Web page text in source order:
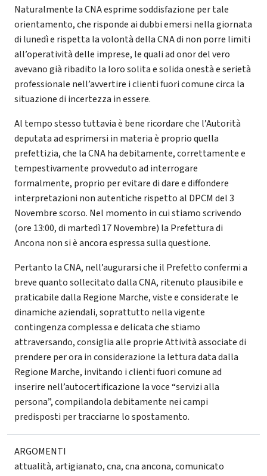
Naturalmente la CNA esprime soddisfazione per tale
orientamento, che risponde ai dubbi emersi nella giornata
di lunedì e rispetta la volontà della CNA di non porre limiti
all’operatività delle imprese, le quali ad onor del vero
avevano già ribadito la loro solita e solida onestà e serietà
professionale nell’avvertire i clienti fuori comune circa la
situazione di incertezza in essere.
Al tempo stesso tuttavia è bene ricordare che l’Autorità
deputata ad esprimersi in materia è proprio quella
prefettizia, che la CNA ha debitamente, correttamente e
tempestivamente provveduto ad interrogare
formalmente, proprio per evitare di dare e diffondere
interpretazioni non autentiche rispetto al DPCM del 3
Novembre scorso. Nel momento in cui stiamo scrivendo
(ore 13:00, di martedì 17 Novembre) la Prefettura di
Ancona non si è ancora espressa sulla questione.
Pertanto la CNA, nell’augurarsi che il Prefetto confermi a
breve quanto sollecitato dalla CNA, ritenuto plausibile e
praticabile dalla Regione Marche, viste e considerate le
dinamiche aziendali, soprattutto nella vigente
contingenza complessa e delicata che stiamo
attraversando, consiglia alle proprie Attività associate di
prendere per ora in considerazione la lettura data dalla
Regione Marche, invitando i clienti fuori comune ad
inserire nell’autocertificazione la voce “servizi alla
persona”, compilandola debitamente nei campi
predisposti per tracciarne lo spostamento.
ARGOMENTI
attualità,artigianato,cna,cna ancona,comunicato